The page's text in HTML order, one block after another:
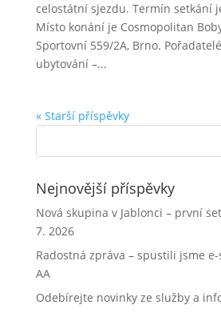
celostátní sjezdu. Termín setkání
Místo konání je Cosmopolitan
Sportovní 559/2A, Brno.
ubytování –...
« Starší příspěvky
Nejnovější příspěvky
Nová skupina v Jablonci – první
7. 2026
Radostná zpráva – spustili jsme
AA
Odebírejte novinky ze služby a